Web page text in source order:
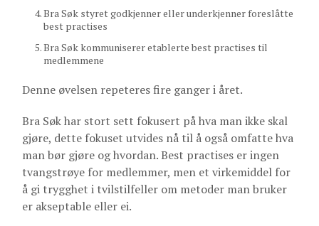
Bra Søk styret godkjenner eller underkjenner foreslåtte
best practises
Bra Søk kommuniserer etablerte best practises til
medlemmene
Denne øvelsen repeteres fire ganger i året.
Bra Søk har stort sett fokusert på hva man ikke skal
gjøre, dette fokuset utvides nå til å også omfatte hva
man bør gjøre og hvordan. Best practises er ingen
tvangstrøye for medlemmer, men et virkemiddel for
å gi trygghet i tvilstilfeller om metoder man bruker
er akseptable eller ei.